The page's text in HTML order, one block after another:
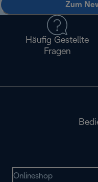
Zum
Häufig Gestellte
Fragen
Onlineshop